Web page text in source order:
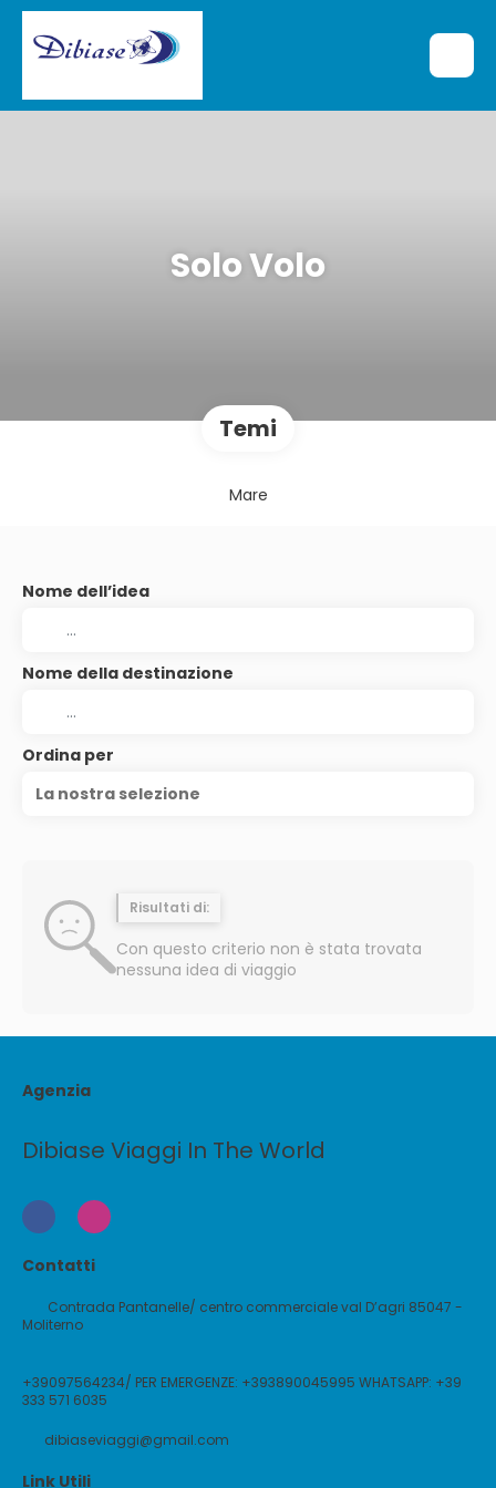
Solo Volo
Temi
Mare
Nome dell’idea
Nome della destinazione
Ordina per
La nostra selezione
Risultati di:
Con questo criterio non è stata trovata
nessuna idea di viaggio
Agenzia
Dibiase Viaggi In The World
Contatti
Contrada Pantanelle/ centro commerciale val D’agri 85047 -
Moliterno
+39097564234/ PER EMERGENZE: +393890045995 WHATSAPP: +39
333 571 6035
dibiaseviaggi@gmail.com
Link Utili